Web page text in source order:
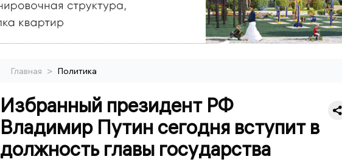
Главная > Политика
Избранный президент РФ
Владимир Путин сегодня вступит в
должность главы государства